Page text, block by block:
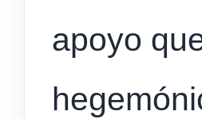
apoyo